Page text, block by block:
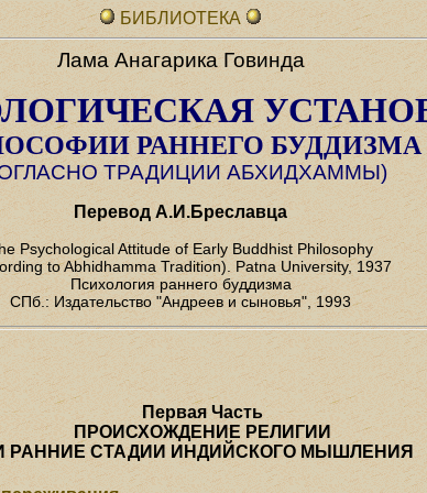
БИБЛИОТЕКА
Лама Анагарика Говинда
РАННЕГО БУДДИЗМА
ТРАДИЦИИ АБХИДХАММЫ)
Перевод А.И.Бреславца
Psychological Attitude of Early Buddhist Philosophy
to Abhidhamma Tradition). Patna University, 1937
Психология раннего буддизма
СПб.: Издательство "Андреев и сыновья", 1993
Первая Часть
ПРОИСХОЖДЕНИЕ РЕЛИГИИ
РАННИЕ СТАДИИ ИНДИЙСКОГО МЫШЛЕНИЯ